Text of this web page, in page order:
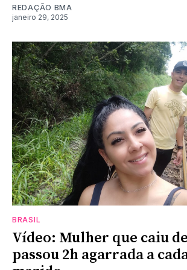
REDAÇÃO BMA
janeiro 29, 2025
BRASIL
Vídeo: Mulher que caiu
passou 2h agarrada a